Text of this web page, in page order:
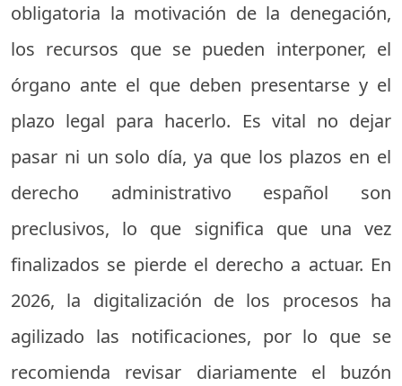
obligatoria la motivación de la denegación,
los recursos que se pueden interponer, el
órgano ante el que deben presentarse y el
plazo legal para hacerlo. Es vital no dejar
pasar ni un solo día, ya que los plazos en el
derecho administrativo español son
preclusivos, lo que significa que una vez
finalizados se pierde el derecho a actuar. En
2026, la digitalización de los procesos ha
agilizado las notificaciones, por lo que se
recomienda revisar diariamente el buzón